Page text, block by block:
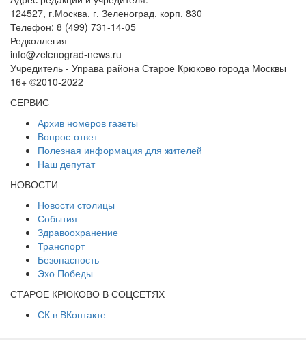
124527, г.Москва, г. Зеленоград, корп. 830
Телефон: 8 (499) 731-14-05
Редколлегия
info@zelenograd-news.ru
Учредитель - Управа района Старое Крюково города Москвы
16+ ©2010-2022
СЕРВИС
Архив номеров газеты
Вопрос-ответ
Полезная информация для жителей
Наш депутат
НОВОСТИ
Новости столицы
События
Здравоохранение
Транспорт
Безопасность
Эхо Победы
СТАРОЕ КРЮКОВО В СОЦСЕТЯХ
СК в ВКонтакте